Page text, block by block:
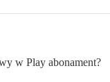
w Play abonament?